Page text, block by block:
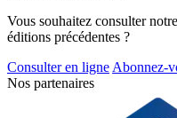
Vous souhaitez consulter
éditions précédentes ?
Consulter en ligne Abonnez-
Nos partenaires